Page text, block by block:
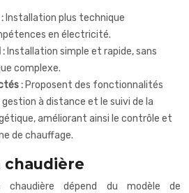
Installation plus technique
en électricité.
: Installation simple et rapide, sans
complexe.
: Proposent des fonctionnalités
à distance et le suivi de la
améliorant ainsi le contrôle et
de chauffage.
chaudière
dépend du modèle de